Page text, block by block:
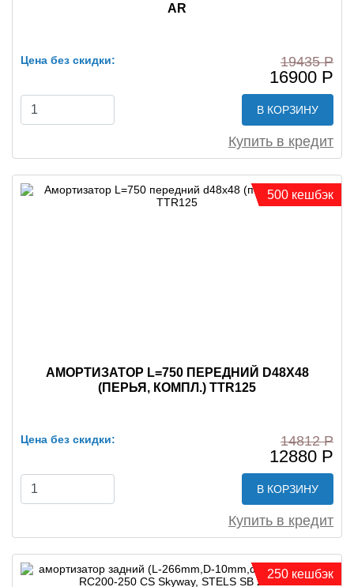
AR
Цена без скидки: 19435 Р
16900 Р
В КОРЗИНУ
Купить в кредит
АМОРТИЗАТОР L=750 ПЕРЕДНИЙ D48X48
(ПЕРЬЯ, КОМПЛ.) TTR125
Цена без скидки: 14812 Р
12880 Р
В КОРЗИНУ
Купить в кредит
500 кешбэк
250 кешбэк